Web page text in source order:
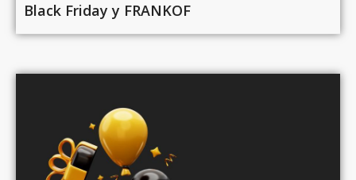
Black Friday у FRANKOF